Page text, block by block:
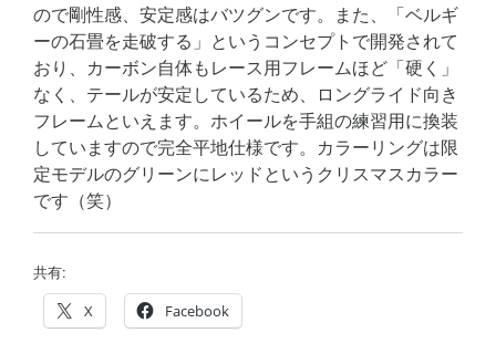
ので剛性感、安定感はバツグンです。また、「ベルギ
ーの石畳を走破する」というコンセプトで開発されて
おり、カーボン自体もレース用フレームほど「硬く」
なく、テールが安定しているため、ロングライド向き
フレームといえます。ホイールを手組の練習用に換装
していますので完全平地仕様です。カラーリングは限
定モデルのグリーンにレッドというクリスマスカラー
です（笑）
共有:
X Facebook